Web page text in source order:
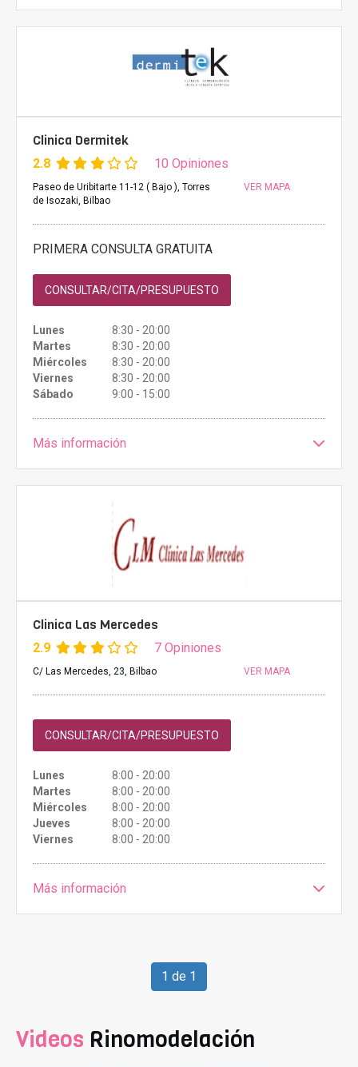
Clinica Dermitek
2.8 10 Opiniones
Paseo de Uribitarte 11-12 ( Bajo ), Torres
de Isozaki, Bilbao
VER MAPA
PRIMERA CONSULTA GRATUITA
CONSULTAR/CITA/PRESUPUESTO
Lunes
8:30 - 20:00
Martes
8:30 - 20:00
Miércoles
8:30 - 20:00
Viernes
8:30 - 20:00
Sábado
9:00 - 15:00
Más información
Clinica Las Mercedes
2.9 7 Opiniones
C/ Las Mercedes, 23, Bilbao VER MAPA
CONSULTAR/CITA/PRESUPUESTO
Lunes
8:00 - 20:00
Martes
8:00 - 20:00
Miércoles
8:00 - 20:00
Jueves
8:00 - 20:00
Viernes
8:00 - 20:00
Más información
1 de 1
Videos Rinomodelación